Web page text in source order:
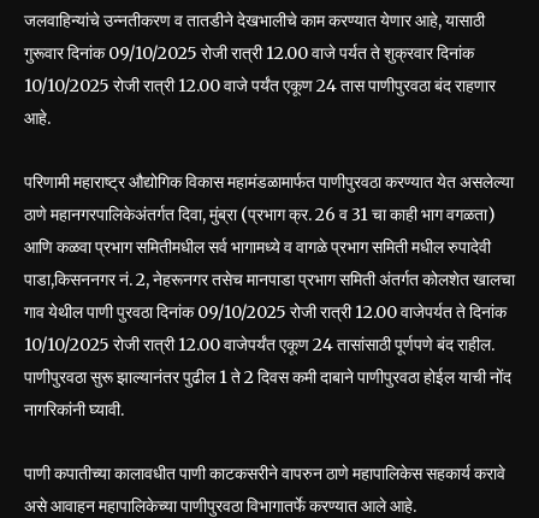
जलवाहिन्यांचे उन्नतीकरण व तातडीने देखभालीचे काम करण्यात येणार आहे, यासाठी
गुरूवार दिनांक 09/10/2025 रोजी रात्री 12.00 वाजे पर्यत ते शुक्रवार दिनांक
10/10/2025 रोजी रात्री 12.00 वाजे पर्यंत एकूण 24 तास पाणीपुरवठा बंद राहणार
आहे.
परिणामी महाराष्ट्र औद्योगिक विकास महामंडळामार्फत पाणीपुरवठा करण्यात येत असलेल्या
ठाणे महानगरपालिकेअंतर्गत दिवा, मुंब्रा (प्रभाग क्र. 26 व 31 चा काही भाग वगळता)
आणि कळवा प्रभाग समितीमधील सर्व भागामध्ये व वागळे प्रभाग समिती मधील रुपादेवी
पाडा,किसननगर नं. 2, नेहरूनगर तसेच मानपाडा प्रभाग समिती अंतर्गत कोलशेत खालचा
गाव येथील पाणी पुरवठा दिनांक 09/10/2025 रोजी रात्री 12.00 वाजेपर्यत ते दिनांक
10/10/2025 रोजी रात्री 12.00 वाजेपर्यंत एकूण 24 तासांसाठी पूर्णपणे बंद राहील.
पाणीपुरवठा सुरू झाल्यानंतर पुढील 1 ते 2 दिवस कमी दाबाने पाणीपुरवठा होईल याची नोंद
नागरिकांनी घ्यावी.
पाणी कपातीच्या कालावधीत पाणी काटकसरीने वापरुन ठाणे महापालिकेस सहकार्य करावे
असे आवाहन महापालिकेच्या पाणीपुरवठा विभागातर्फे करण्यात आले आहे.